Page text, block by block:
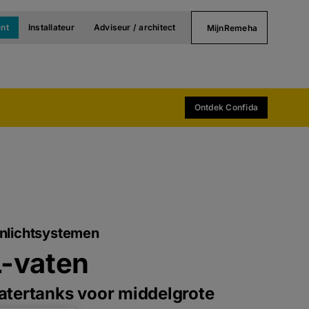
Installateur Adviseur / architect MijnRemeha
Ontdek Confida
vaten
voor middelgrote